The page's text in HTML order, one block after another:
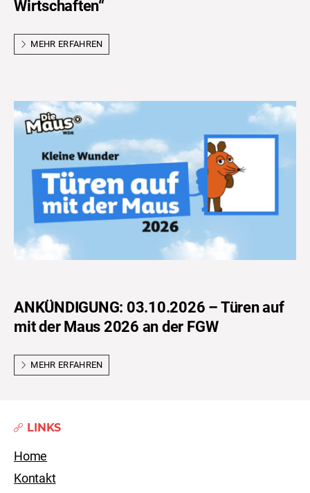
Wirtschaften“
MEHR ERFAHREN
ANKÜNDIGUNG: 03.10.2026 – Türen auf
mit der Maus 2026 an der FGW
MEHR ERFAHREN
LINKS
Home
Kontakt